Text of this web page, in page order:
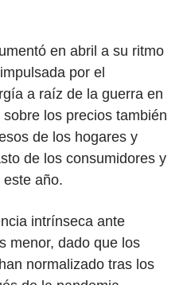
en abril a su ritmo
por el
a raíz de la guerra en
los precios también
de los hogares y
de los consumidores y
año.
intrínseca ante
menor, dado que los
normalizado tras los